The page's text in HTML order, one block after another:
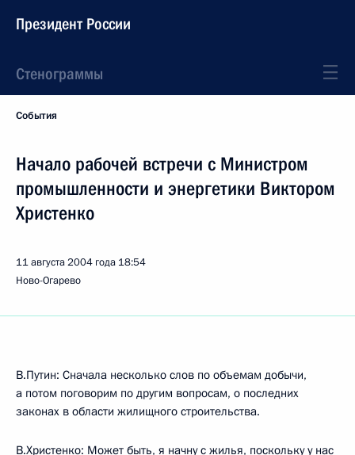
Президент России
Стенограммы
События
Начало рабочей встречи с Министром
промышленности и энергетики Виктором
Христенко
11 августа 2004 года 18:54
Ново-Огарево
В.Путин: Сначала несколько слов по объемам добычи,
а потом поговорим по другим вопросам, о последних
законах в области жилищного строительства.
В.Христенко: Может быть, я начну с жилья, поскольку у нас